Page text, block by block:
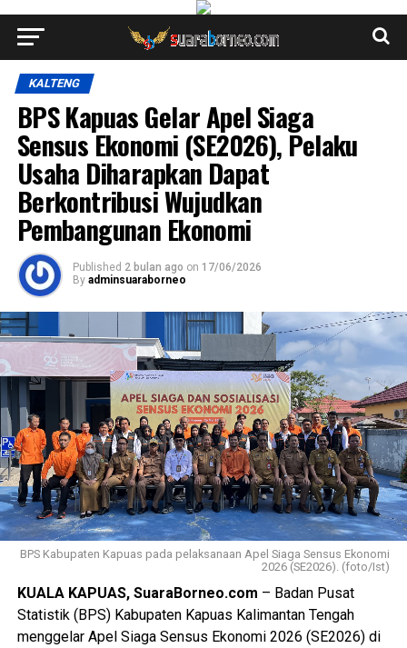
KALTENG
BPS Kapuas Gelar Apel Siaga
Sensus Ekonomi (SE2026), Pelaku
Usaha Diharapkan Dapat
Berkontribusi Wujudkan
Pembangunan Ekonomi
Published 2 bulan ago on 17/06/2026
By adminsuaraborneo
BPS Kabupaten Kapuas pada pelaksanaan Apel Siaga Sensus Ekonomi
2026 (SE2026). (foto/Ist)
KUALA KAPUAS, SuaraBorneo.com – Badan Pusat
Statistik (BPS) Kabupaten Kapuas Kalimantan Tengah
menggelar Apel Siaga Sensus Ekonomi 2026 (SE2026) di